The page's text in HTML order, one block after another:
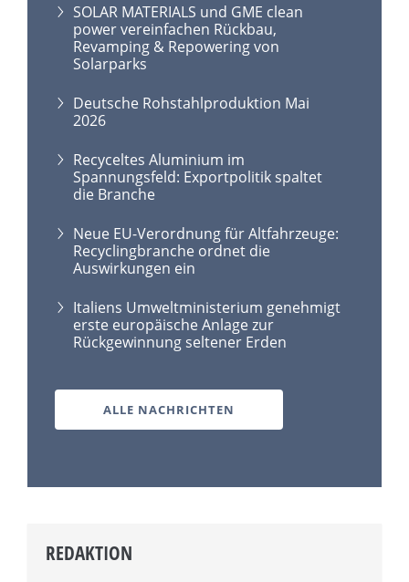
SOLAR MATERIALS und GME clean
power vereinfachen Rückbau,
Revamping & Repowering von
Solarparks
Deutsche Rohstahlproduktion Mai
2026
Recyceltes Aluminium im
Spannungsfeld: Exportpolitik spaltet
die Branche
Neue EU-Verordnung für Altfahrzeuge:
Recyclingbranche ordnet die
Auswirkungen ein
Italiens Umweltministerium genehmigt
erste europäische Anlage zur
Rückgewinnung seltener Erden
ALLE NACHRICHTEN
REDAKTION